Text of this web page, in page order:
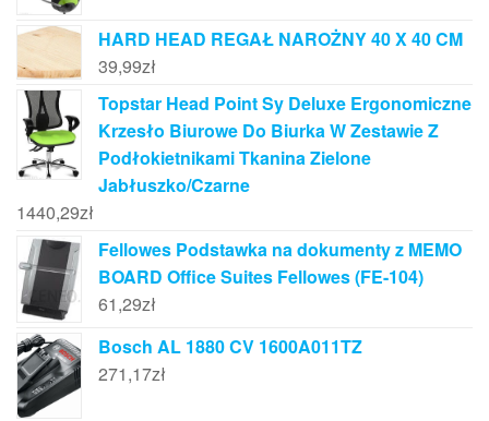
HARD HEAD REGAŁ NAROŻNY 40 X 40 CM
39,99zł
Topstar Head Point Sy Deluxe Ergonomiczne
Krzesło Biurowe Do Biurka W Zestawie Z
Podłokietnikami Tkanina Zielone
Jabłuszko/Czarne
1440,29zł
Fellowes Podstawka na dokumenty z MEMO
BOARD Office Suites Fellowes (FE-104)
61,29zł
Bosch AL 1880 CV 1600A011TZ
271,17zł